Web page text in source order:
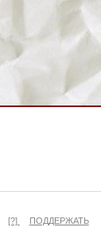
[?]
ПОДДЕРЖАТЬ